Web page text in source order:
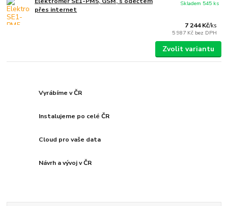
přes internet
7 244 Kč/ks
5 987 Kč bez DPH
Skladem 545 ks
Zvolit variantu
Vyrábíme v ČR
Instalujeme po celé ČR
Cloud pro vaše data
Návrh a vývoj v ČR